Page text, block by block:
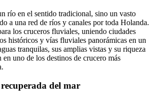
río en el sentido tradicional, sino un vasto
a una red de ríos y canales por toda Holanda.
los cruceros fluviales, uniendo ciudades
históricos y vías fluviales panorámicas en un
tranquilas, sus amplias vistas y su riqueza
uno de los destinos de crucero más
del mar